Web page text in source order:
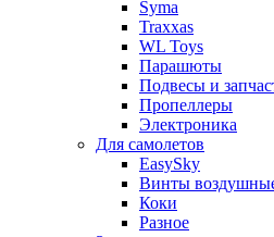
Syma
Traxxas
WL Toys
Парашюты
Подвесы и
Пропеллеры
Электроника
Для самолетов
EasySky
Винты
Коки
Разное